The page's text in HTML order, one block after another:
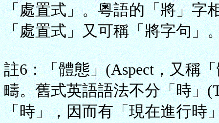
「處置式」。粵語的「將」字
「處置式」又可稱「將字句」
註6：「體態」(Aspect，又稱
疇。舊式英語語法不分「時」
「時」，因而有「現在進行時